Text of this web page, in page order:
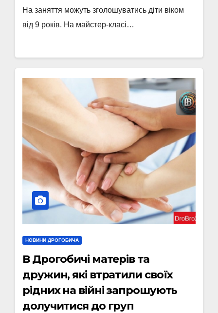
На заняття можуть зголошуватись діти віком
від 9 років. На майстер-класі…
НОВИНИ ДРОГОБИЧА
В Дрогобичі матерів та
дружин, які втратили своїх
рідних на війні запрошують
долучитися до груп